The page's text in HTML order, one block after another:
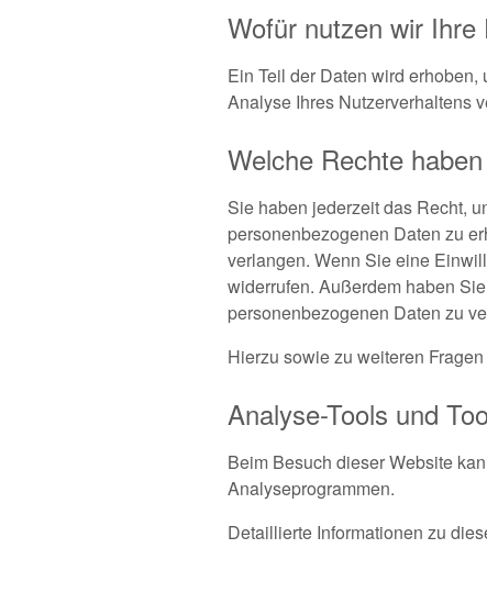
Wofür nutzen wir Ihre
Ein Teil der Daten wird
Analyse Ihres Nutzerverhaltens
Welche Rechte
Sie haben jederzeit das Recht,
personenbezogenen Daten zu
verlangen. Wenn Sie eine
widerrufen. Außerdem haben
personenbezogenen Daten zu
Hierzu sowie zu weiteren
Analyse-Tools und
Beim Besuch dieser Website
Analyseprogrammen.
Detaillierte Informationen zu